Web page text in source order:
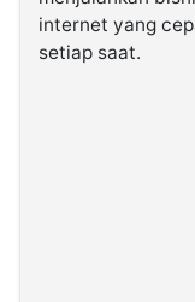
Kabarbaru.co
2026
internet yang
setiap saat.